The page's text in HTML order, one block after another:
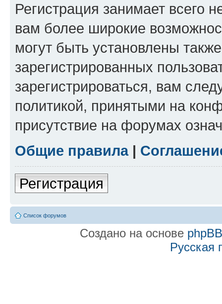
Регистрация занимает всего
вам более широкие
могут быть установлены
зарегистрированных
зарегистрироваться, вам
политикой, принятыми на
присутствие на форумах
Общие правила|
Регистрация
Список форумов
Создано на основе phpBB
Русская